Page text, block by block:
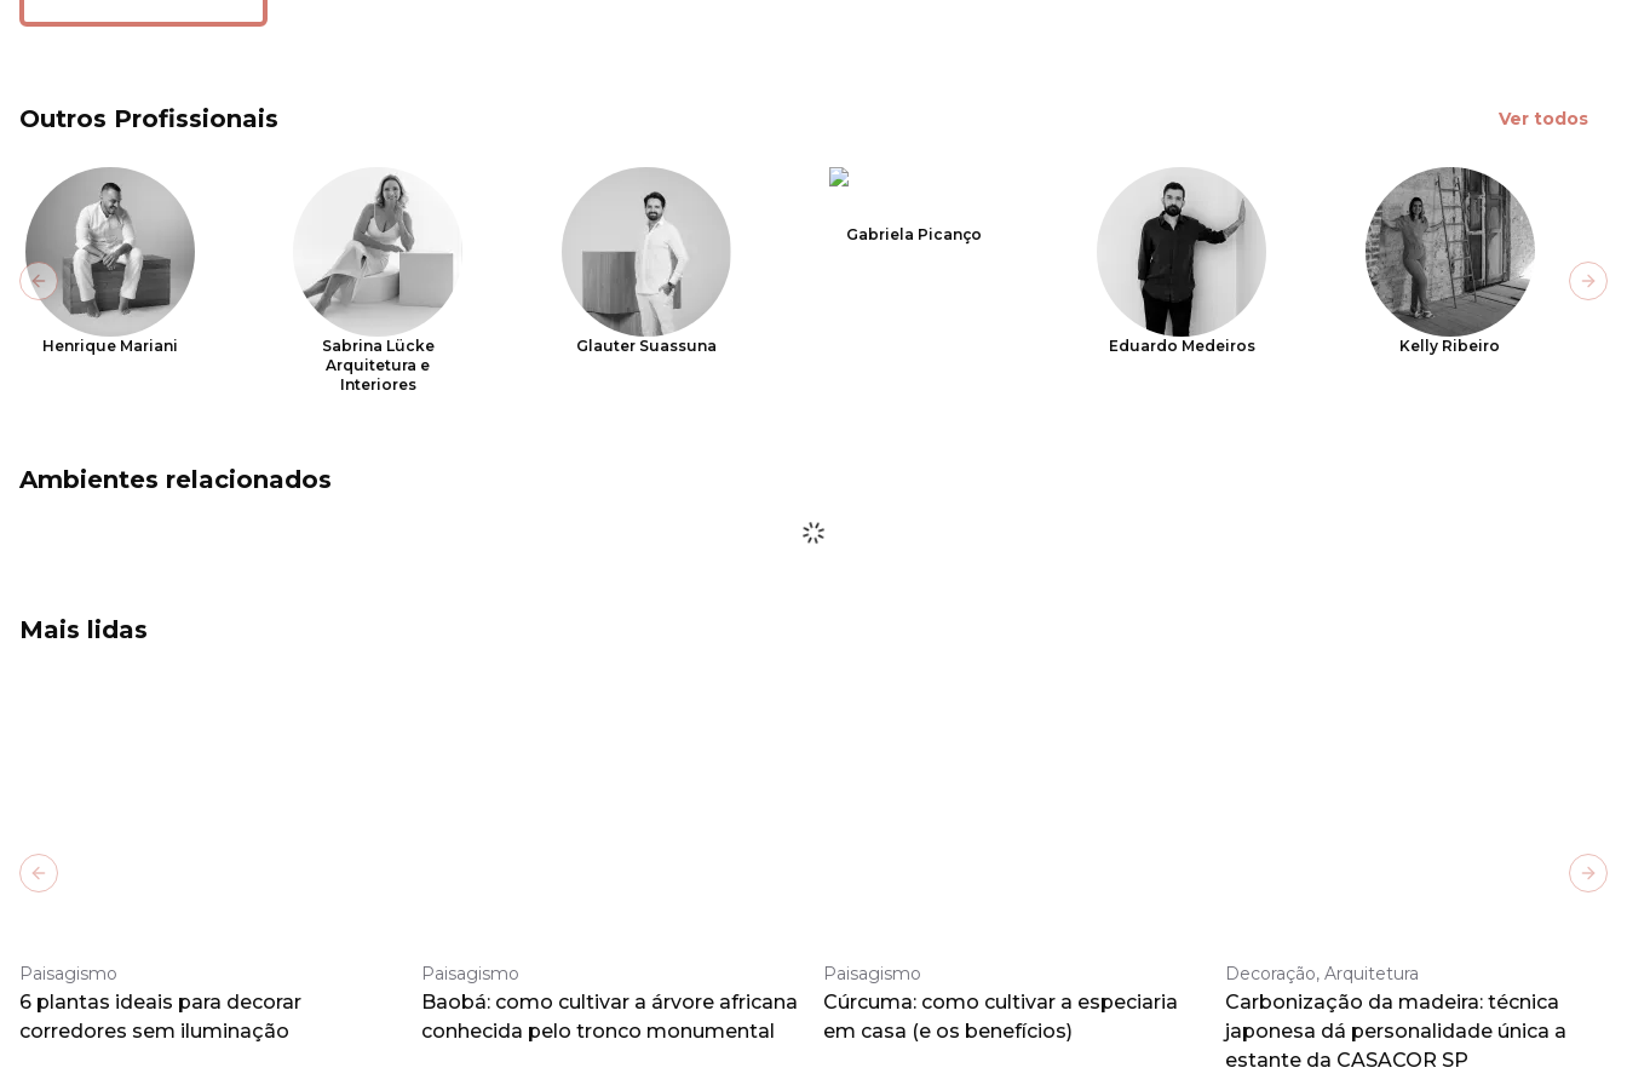
Outros Profissionais Ver todos
Henrique Mariani
Sabrina Lücke
Arquitetura e
Interiores
Glauter Suassuna
Gabriela Picanço
Eduardo Medeiros Kelly Ribeiro
Previous slide
Ambientes relacionados
Mais lidas
Paisagismo
6 plantas ideais para decorar
corredores sem iluminação
Paisagismo
Baobá: como cultivar a árvore africana
conhecida pelo tronco monumental
Paisagismo
Cúrcuma: como cultivar a especiaria
em casa (e os benefícios)
Decoração, Arquitetura
Carbonização da madeira: técnica
japonesa dá personalidade única a
estante da CASACOR SP
Previous slide